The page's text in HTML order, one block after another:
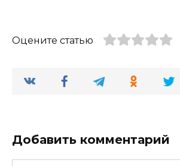
Оцените статью
Добавить комментарий